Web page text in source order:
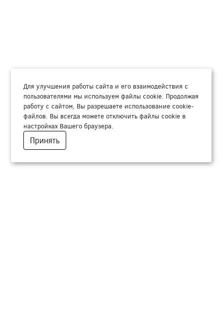
Для улучшения работы сайта и его взаимодействия с
пользователями мы используем файлы cookie. Продолжая
работу с сайтом, Вы разрешаете использование cookie-
файлов. Вы всегда можете отключить файлы cookie в
настройках Вашего браузера.
Принять